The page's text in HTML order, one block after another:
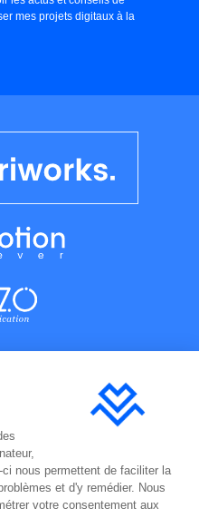
nous permettent de faciliter la
et d'y remédier. Nous
votre consentement aux